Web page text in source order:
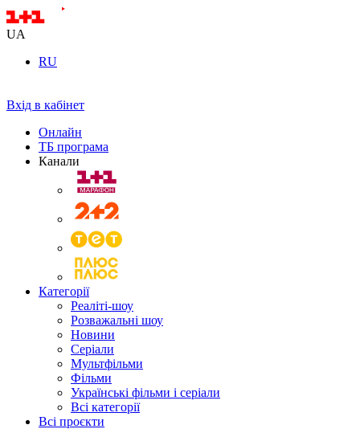
UA
RU
Вхід в кабінет
Онлайн
ТБ програма
Канали
Категорії
Реаліті-шоу
Розважальні шоу
Новини
Серіали
Мультфільми
Фільми
Українські фільми і серіали
Всі категорії
Всі проєкти